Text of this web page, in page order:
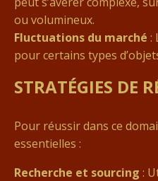
ou volumineux.
Fluctuations du marché :
pour certains types
STRATÉGIES DE
Pour réussir dans ce
essentielles :
Recherche et sourcing :